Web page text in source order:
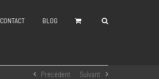
CONTACT BLOG
Précédent Suivant